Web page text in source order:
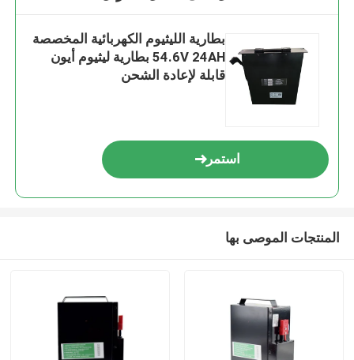
بطارية الليثيوم الكهربائية المخصصة
54.6V 24AH بطارية ليثيوم أيون
قابلة لإعادة الشحن
استمر
المنتجات الموصى بها